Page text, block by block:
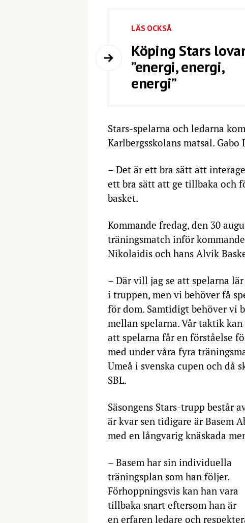
LÄS OCKSÅ
Köping Stars
”energi, energi,
energi”
Stars-spelarna och ledarna
Karlbergsskolans matsal.
– Det är ett bra sätt att
ett bra sätt att ge tillbaka och
basket.
Kommande fredag, den 30
träningsmatch inför
Nikolaidis och hans Alvik
– Där vill jag se att spelarna
i truppen, men vi behöver få
för dom. Samtidigt behöver vi
mellan spelarna. Vår taktik
att spelarna får en förståelse
med under våra fyra
Umeå i svenska cupen och då
SBL.
Säsongens Stars-trupp består
är kvar sen tidigare är Basem
med en långvarig knäskada
– Basem har sin individuella
träningsplan som han följer.
Förhoppningsvis kan han vara
tillbaka snart eftersom han är
en erfaren ledare och